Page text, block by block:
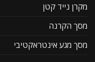
מקרן נייד קטן
מסך הקרנה
מסך מגע אינטראקטיבי